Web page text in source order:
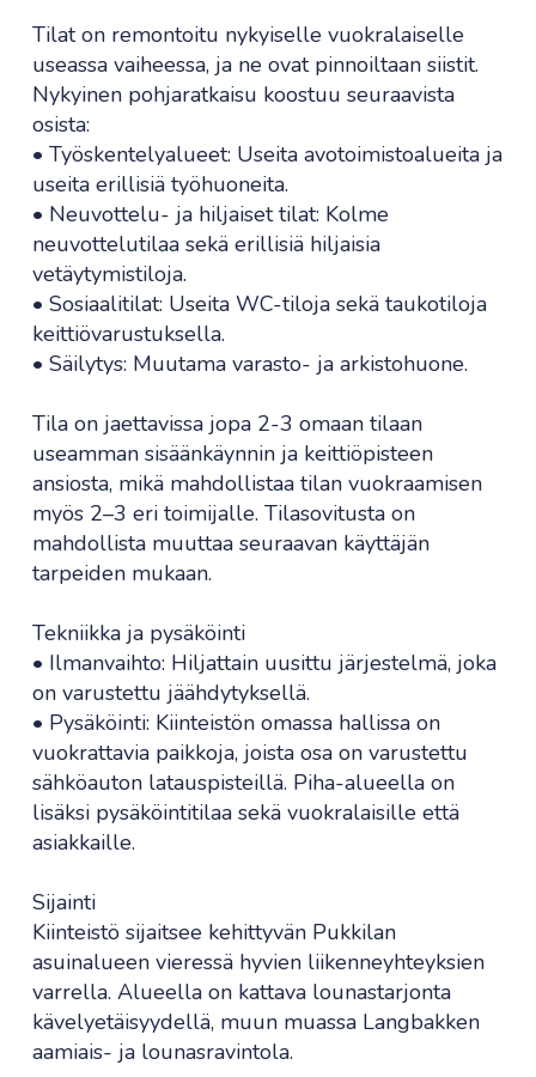
Tilat on remontoitu nykyiselle vuokralaiselle
useassa vaiheessa, ja ne ovat pinnoiltaan siistit.
Nykyinen pohjaratkaisu koostuu seuraavista
osista:
• Työskentelyalueet: Useita avotoimistoalueita ja
useita erillisiä työhuoneita.
• Neuvottelu- ja hiljaiset tilat: Kolme
neuvottelutilaa sekä erillisiä hiljaisia
vetäytymistiloja.
• Sosiaalitilat: Useita WC-tiloja sekä taukotiloja
keittiövarustuksella.
• Säilytys: Muutama varasto- ja arkistohuone.
Tila on jaettavissa jopa 2-3 omaan tilaan
useamman sisäänkäynnin ja keittiöpisteen
ansiosta, mikä mahdollistaa tilan vuokraamisen
myös 2–3 eri toimijalle. Tilasovitusta on
mahdollista muuttaa seuraavan käyttäjän
tarpeiden mukaan.
Tekniikka ja pysäköinti
• Ilmanvaihto: Hiljattain uusittu järjestelmä, joka
on varustettu jäähdytyksellä.
• Pysäköinti: Kiinteistön omassa hallissa on
vuokrattavia paikkoja, joista osa on varustettu
sähköauton latauspisteillä. Piha-alueella on
lisäksi pysäköintitilaa sekä vuokralaisille että
asiakkaille.
Sijainti
Kiinteistö sijaitsee kehittyvän Pukkilan
asuinalueen vieressä hyvien liikenneyhteyksien
varrella. Alueella on kattava lounastarjonta
kävelyetäisyydellä, muun muassa Langbakken
aamiais- ja lounasravintola.